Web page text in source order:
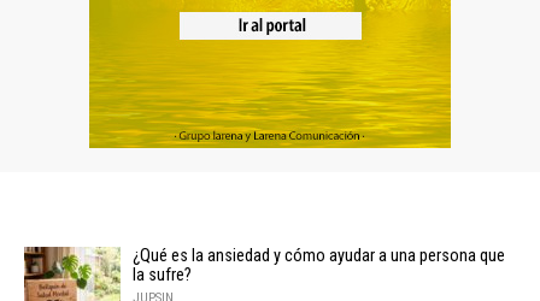
¿Qué es la ansiedad y cómo ayudar a una persona que
la sufre?